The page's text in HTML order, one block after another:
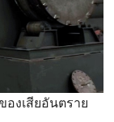
งเสียอันตราย